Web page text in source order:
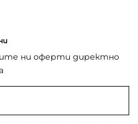
ни оферти директно